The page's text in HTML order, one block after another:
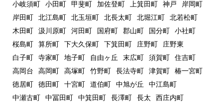
小岐須町
小田町 甲斐町 加佐登町 上箕田町 神戸
岸岡町
岸田町
北江島町 北玉垣町 北長太町 北堀江町
北若松町
木田町
汲川原町 河田町 国府町 郡山町 国分町
小社町
桜島町
算所町 下大久保町 下箕田町 庄野町
庄野東
白子町
寺家町 地子町 自由ヶ丘 末広町 須賀町
住吉町
高岡台
高岡町 高塚町 竹野町 長法寺町 津賀町
椿一宮町
徳居町
徳田町 十宮町 道伯町 中旭が丘
中江島町
中瀬古町
中冨田町 中箕田町 長澤町 長太
西庄内町